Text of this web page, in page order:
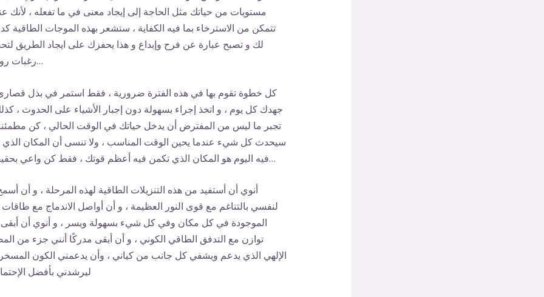
مستويات من حياتك مثل الحاجة إلى إيجاد معنى في ما تفعله ، لأنك
تتمكن من الاسترخاء بما فيه الكفاية ، ستشعر بهذه الموجات الطاقية
لك و تصبح عبارة عن فرح وإبداع و هذا يحفزك على ايجاد الطريق
رغبات روحك…
كل خطوة تقوم بها في هذه الفترة ضرورية ، فقط استمر في بذل
جهدك كل يوم ، و اتخذ إجراء بسهولة دون إجبار الأشياء على الحدوث ،
تجبر ما ليس من المفترض أن يدخل حياتك في الوقت الحالي ، كن
سيحدث كل شيء عندما يحين الوقت المناسب ، ولا تنسى أن المكان الذي
فيه اليوم هو المكان الذي تكمن فيه أعظم قوتك ، فقط كن واعي بحقيقتك…
أنوي أن أستفيد من هذه التنزيلات الطاقية لهذه المرحلة ، و أن
لنفسي بالتناغم مع قوى النور العظيمة ، و أن أواصل الاندماج مع طاقات
الموجودة في كل مكان وفي كل شيء بسهولة ويسر ، و أنوي أن
توازن مع التدفق الطاقي الكوني ، و أن أبقى مدركًا أنني جزء من
الإلهي الذي يدعم ويشفي كل جانب من كياني ، وأن يدعمني الكون
ليرشدني بأفضل